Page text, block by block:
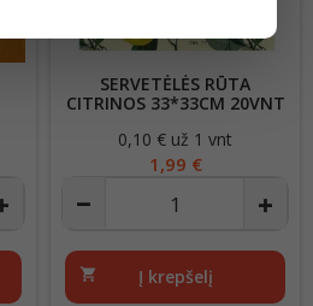
SERVETĖLĖS RŪTA
CITRINOS 33*33CM 20VNT
Kaina
0,10 € už 1 vnt
1,99 €
shopping_cart Į krepšelį